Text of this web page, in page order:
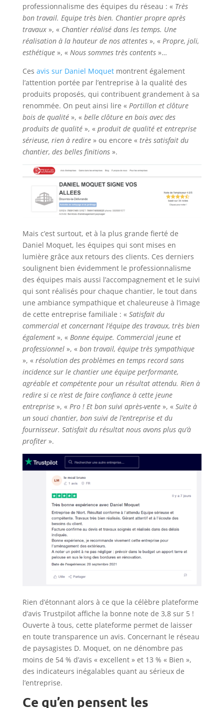
professionnalisme des équipes du réseau : « Très
bon travail. Equipe très bien. Chantier propre après
travaux», « Chantier réalisé dans les temps. Une
réalisation à la hauteur de nos attentes», « Propre, joli,
esthétique», « Nous sommes très contents»…
Ces avis sur Daniel Moquetmontrent également
l’attention portée par l’entreprise à la qualité des
produits proposés, qui contribuent grandement à sa
renommée. On peut ainsi lire « Portillon et clôture
bois de qualité», « belle clôture en bois avec des
produits de qualité», « produit de qualité et entreprise
sérieuse, rien à redire» ou encore « très satisfait du
chantier, des belles finitions».
Mais c’est surtout, et à la plus grande fierté de
Daniel Moquet, les équipes qui sont mises en
lumière grâce aux retours des clients. Ces derniers
soulignent bien évidemment le professionnalisme
des équipes mais aussi l’accompagnement et le suivi
qui sont réalisés pour chaque chantier, le tout dans
une ambiance sympathique et chaleureuse à l’image
de cette entreprise familiale : « Satisfait du
commercial et concernant l’équipe des travaux, très bien
également», « Bonne équipe. Commercial jeune et
professionnel», « bon travail, équipe très sympathique
», « résolution des problèmes en temps record sans
incidence sur le chantier une équipe performante,
agréable et compétente pour un résultat attendu. Rien à
redire si ce n’est de faire confiance à cette jeune
entreprise», « Pro ! Et bon suivi après-vente», « Suite à
un souci chantier, bon suivi de l’entreprise et du
fournisseur. Satisfait du résultat nous avons plus qu’à
profiter».
Rien d’étonnant alors à ce que la célèbre plateforme
d’avis Trustpilot affiche la bonne note de 3,8 sur 5 !
Ouverte à tous, cette plateforme permet de laisser
en toute transparence un avis. Concernant le réseau
de paysagistes D. Moquet, on ne dénombre pas
moins de 54 % d’avis « excellent » et 13 % « Bien »,
des indicateurs inégalables quant au sérieux de
l’entreprise.
Ce qu’en pensent les